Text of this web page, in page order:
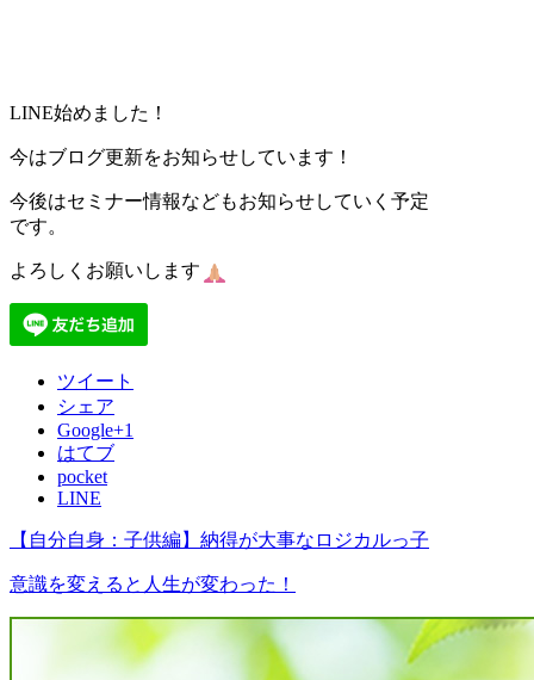
LINE始めました！
今はブログ更新をお知らせしています！
今後はセミナー情報などもお知らせしていく予定
です。
よろしくお願いします
ツイート
シェア
Google+1
はてブ
pocket
LINE
【自分自身：子供編】納得が大事なロジカルっ子
意識を変えると人生が変わった！